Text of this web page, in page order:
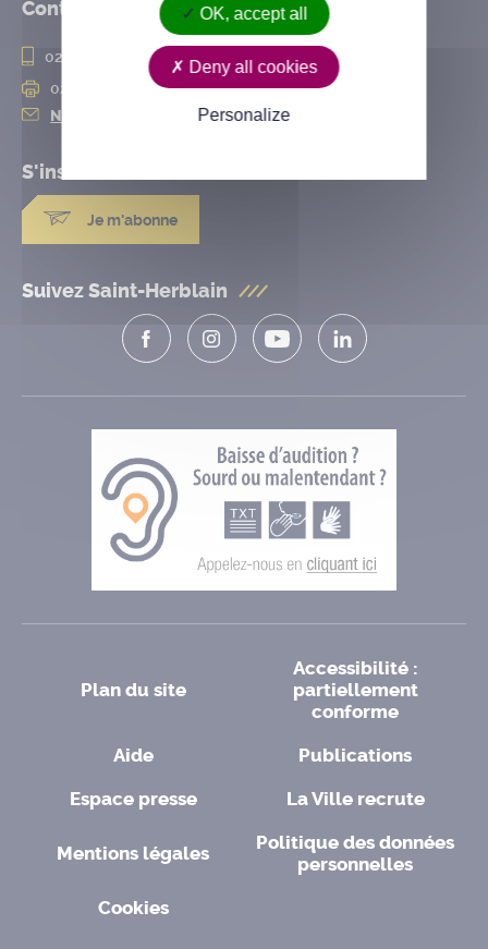
Contact
02 28 25 20 00
02 28 25 20 10
Nous contacter
S'inscrire à la
Je m'abonne
Suivez Saint-Herblain
Plan du site
Accessibilité :
partiellement
conforme
Aide
Publications
Espace presse
La Ville recrute
Mentions légales
Politique des données
personnelles
Cookies
OK, accept all
Deny all cookies
Personalize